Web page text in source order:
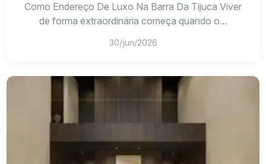
Como Endereço De Luxo Na Barra Da Tijuca Viver
de forma extraordinária começa quando o...
30/jun/2026